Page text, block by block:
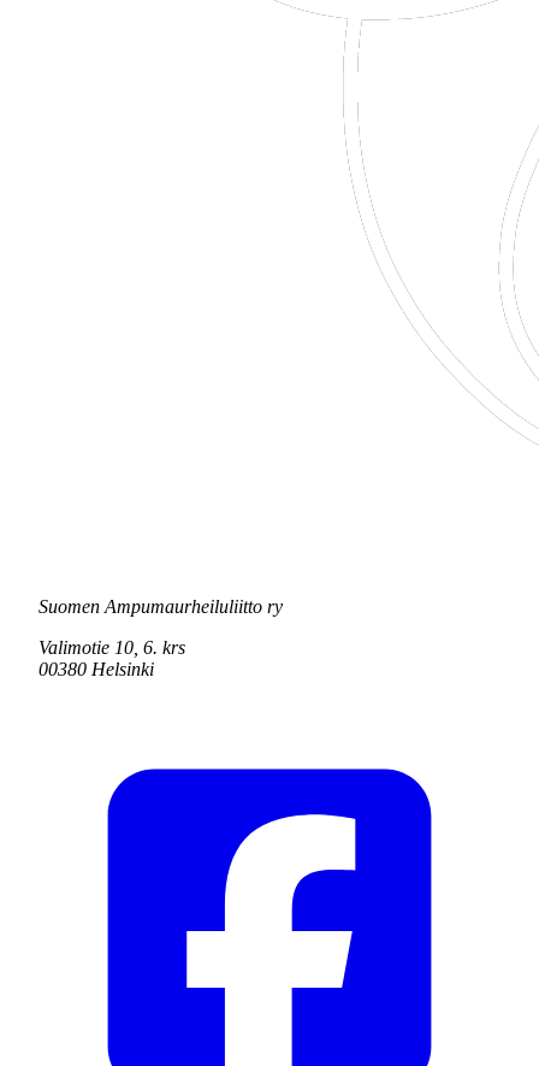
Suomen Ampumaurheiluliitto ry
Valimotie 10, 6. krs
00380 Helsinki